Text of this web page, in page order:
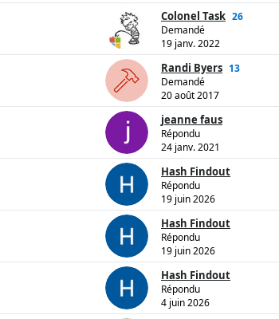
Colonel Task 26
Demandé
19 janv. 2022
Randi Byers 13
Demandé
20 août 2017
jeanne faus
Répondu
24 janv. 2021
Hash Findout
Répondu
19 juin 2026
Hash Findout
Répondu
19 juin 2026
Hash Findout
Répondu
4 juin 2026